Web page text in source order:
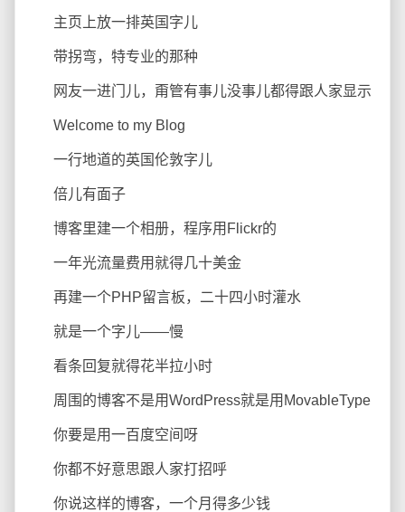
主页上放一排英国字儿
带拐弯，特专业的那种
网友一进门儿，甭管有事儿没事儿都得跟人家显示
Welcome to my Blog
一行地道的英国伦敦字儿
倍儿有面子
博客里建一个相册，程序用Flickr的
一年光流量费用就得几十美金
再建一个PHP留言板，二十四小时灌水
就是一个字儿——慢
看条回复就得花半拉小时
周围的博客不是用WordPress就是用MovableType
你要是用一百度空间呀
你都不好意思跟人家打招呼
你说这样的博客，一个月得多少钱